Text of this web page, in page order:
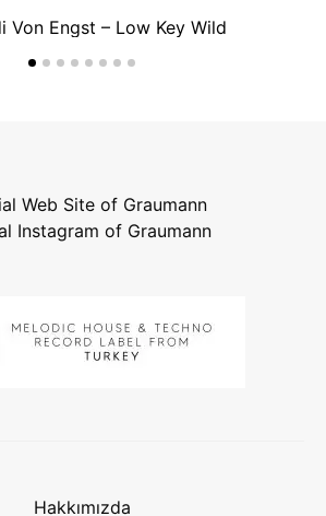
Von Engst – Low Key Wild
Web Site of Graumann
Instagram of Graumann
Hakkımızda